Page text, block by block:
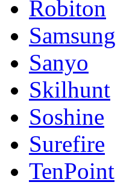
Robiton
Samsung
Sanyo
Skilhunt
Soshine
Surefire
TenPoint